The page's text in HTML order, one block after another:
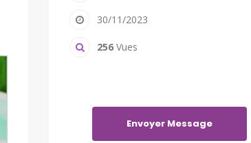
30/11/2023
256 Vues
Envoyer Message